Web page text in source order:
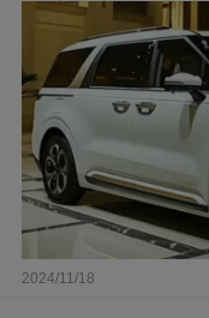
2024/11/18